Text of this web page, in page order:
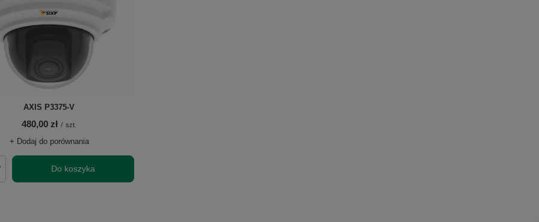
AXIS P3375-V
480,00 zł / szt.
+ Dodaj do porównania
Do koszyka